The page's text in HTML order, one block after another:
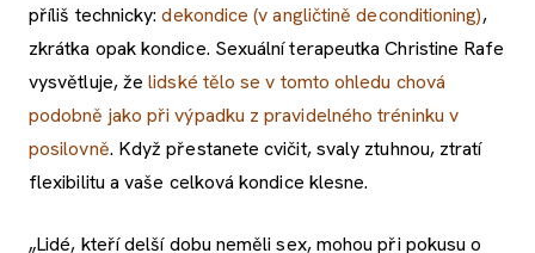
příliš technicky:dekondice (v angličtině deconditioning),
zkrátka opak kondice. Sexuální terapeutka Christine Rafe
vysvětluje, želidské tělo se v tomto ohledu chová
podobně jako při výpadku z pravidelného tréninku v
posilovně. Když přestanete cvičit, svaly ztuhnou, ztratí
flexibilitu a vaše celková kondice klesne.
„Lidé, kteří delší dobu neměli sex, mohou při pokusu o